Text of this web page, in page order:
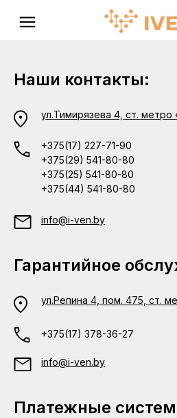
Наши контакты:
ул.Тимирязева 4, ст.
+375(17) 227-71-90
+375(29) 541-80-80
+375(25) 541-80-80
+375(44) 541-80-80
info@i-ven.by
Гарантийное
ул.Репина 4, пом. 475, ст.
+375(17) 378-36-27
info@i-ven.by
Платежные